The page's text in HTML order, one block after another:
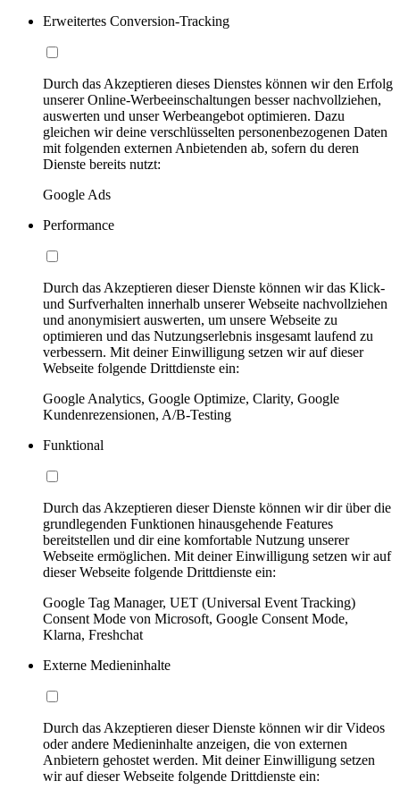
Erweitertes Conversion-Tracking
Durch das Akzeptieren dieses Dienstes können wir den Erfolg
unserer Online-Werbeeinschaltungen besser nachvollziehen,
auswerten und unser Werbeangebot optimieren. Dazu
gleichen wir deine verschlüsselten personenbezogenen Daten
mit folgenden externen Anbietenden ab, sofern du deren
Dienste bereits nutzt:
Google Ads
Performance
Durch das Akzeptieren dieser Dienste können wir das Klick-
und Surfverhalten innerhalb unserer Webseite nachvollziehen
und anonymisiert auswerten, um unsere Webseite zu
optimieren und das Nutzungserlebnis insgesamt laufend zu
verbessern. Mit deiner Einwilligung setzen wir auf dieser
Webseite folgende Drittdienste ein:
Google Analytics, Google Optimize, Clarity, Google
Kundenrezensionen, A/B-Testing
Funktional
Durch das Akzeptieren dieser Dienste können wir dir über die
grundlegenden Funktionen hinausgehende Features
bereitstellen und dir eine komfortable Nutzung unserer
Webseite ermöglichen. Mit deiner Einwilligung setzen wir auf
dieser Webseite folgende Drittdienste ein:
Google Tag Manager, UET (Universal Event Tracking)
Consent Mode von Microsoft, Google Consent Mode,
Klarna, Freshchat
Externe Medieninhalte
Durch das Akzeptieren dieser Dienste können wir dir Videos
oder andere Medieninhalte anzeigen, die von externen
Anbietern gehostet werden. Mit deiner Einwilligung setzen
wir auf dieser Webseite folgende Drittdienste ein: